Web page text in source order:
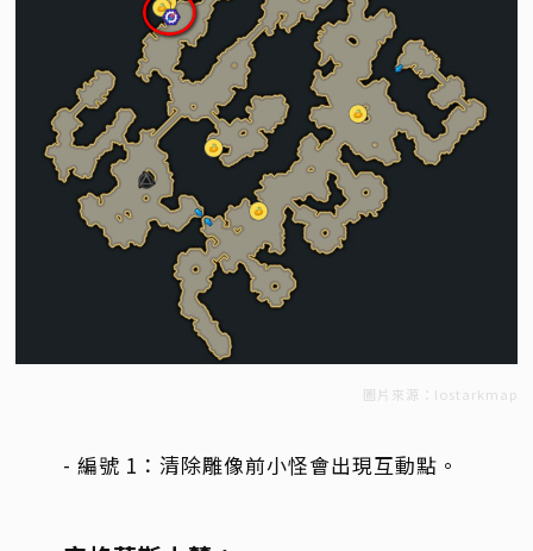
圖片來源：lostarkmap
- 編號 1：清除雕像前小怪會出現互動點。